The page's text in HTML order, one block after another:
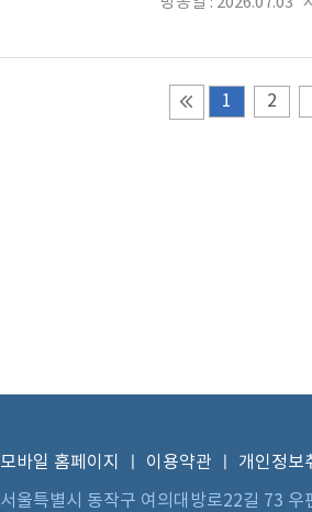
1 2
모바일 홈페이지 이용약관
개인정보
서울특별시 동작구 여의대방로22길 73